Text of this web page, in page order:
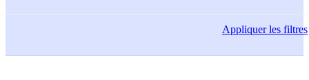
Appliquerles filtres